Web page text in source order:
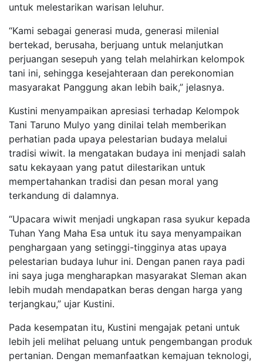
untuk melestarikan warisan leluhur.
“Kami sebagai generasi muda, generasi milenial
bertekad, berusaha, berjuang untuk melanjutkan
perjuangan sesepuh yang telah melahirkan kelompok
tani ini, sehingga kesejahteraan dan perekonomian
masyarakat Panggung akan lebih baik,” jelasnya.
Kustini menyampaikan apresiasi terhadap Kelompok
Tani Taruno Mulyo yang dinilai telah memberikan
perhatian pada upaya pelestarian budaya melalui
tradisi wiwit. Ia mengatakan budaya ini menjadi salah
satu kekayaan yang patut dilestarikan untuk
mempertahankan tradisi dan pesan moral yang
terkandung di dalamnya.
“Upacara wiwit menjadi ungkapan rasa syukur kepada
Tuhan Yang Maha Esa untuk itu saya menyampaikan
penghargaan yang setinggi-tingginya atas upaya
pelestarian budaya luhur ini. Dengan panen raya padi
ini saya juga mengharapkan masyarakat Sleman akan
lebih mudah mendapatkan beras dengan harga yang
terjangkau,” ujar Kustini.
Pada kesempatan itu, Kustini mengajak petani untuk
lebih jeli melihat peluang untuk pengembangan produk
pertanian. Dengan memanfaatkan kemajuan teknologi,